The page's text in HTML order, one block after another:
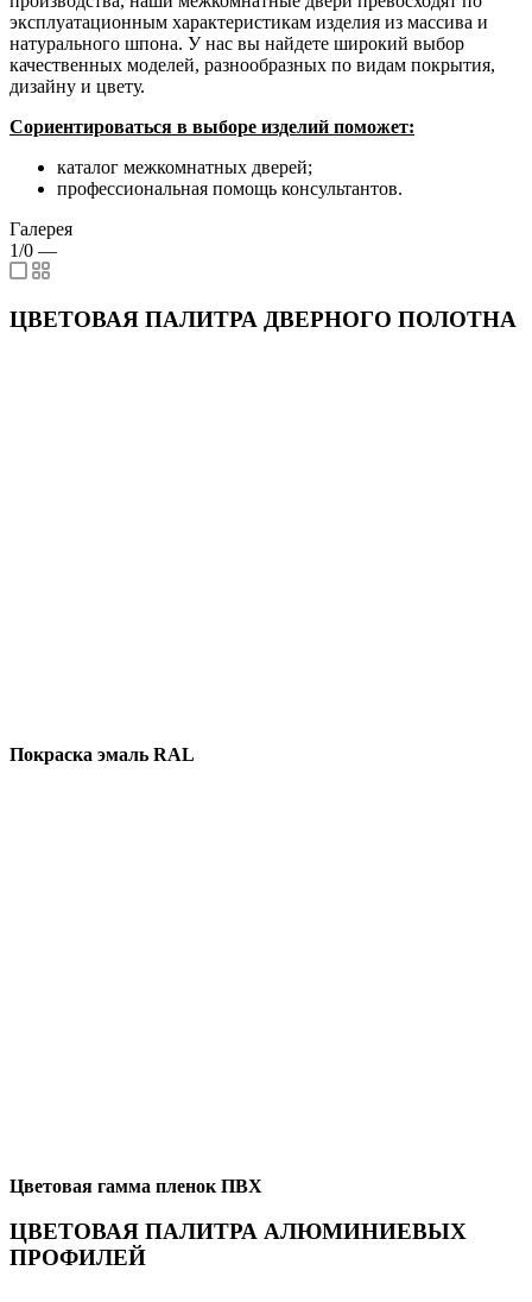
эксплуатационным характеристикам изделия из массива и
натурального шпона. У нас вы найдете широкий выбор
качественных моделей, разнообразных по видам покрытия,
дизайну и цвету.
Сориентироваться в выборе изделий поможет:
каталог межкомнатных дверей;
профессиональная помощь консультантов.
Галерея
1/0 —
ЦВЕТОВАЯ ПАЛИТРА ДВЕРНОГО ПОЛОТНА
Покраска эмаль RAL
Цветовая гамма пленок ПВХ
ЦВЕТОВАЯ ПАЛИТРА АЛЮМИНИЕВЫХ
ПРОФИЛЕЙ